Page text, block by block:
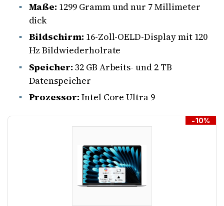
Maße: 1299 Gramm und nur 7 Millimeter
dick
Bildschirm: 16-Zoll-OELD-Display mit 120
Hz Bildwiederholrate
Speicher: 32 GB Arbeits- und 2 TB
Datenspeicher
Prozessor: Intel Core Ultra 9
-10%